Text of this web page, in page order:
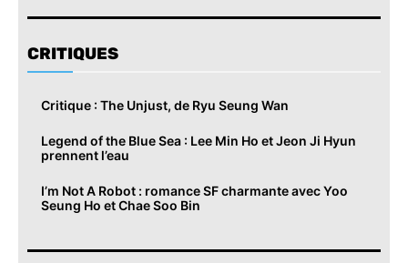
CRITIQUES
Critique : The Unjust, de Ryu Seung Wan
Legend of the Blue Sea : Lee Min Ho et Jeon Ji Hyun
prennent l’eau
I’m Not A Robot : romance SF charmante avec Yoo
Seung Ho et Chae Soo Bin